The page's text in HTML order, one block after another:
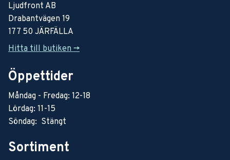
Ljudfront AB
Drabantvägen 19
177 50 JÄRFÄLLA
Hitta till butiken ->
Öppettider
Måndag - Fredag: 12-18
Lördag: 11-15
Söndag: Stängt
Sortiment